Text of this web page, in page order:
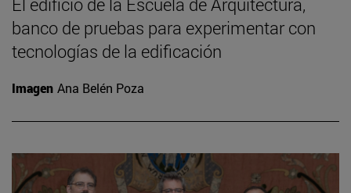
banco de pruebas para experimentar con
tecnologías de la edificación
Imagen Ana Belén Poza